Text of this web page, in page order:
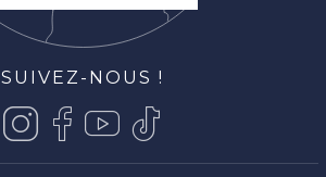
SUIVEZ-NOUS !